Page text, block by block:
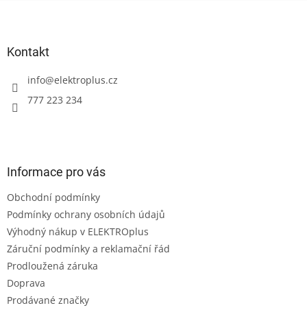
Kontakt
info@elektroplus.cz
777 223 234
Informace pro vás
Obchodní podmínky
Podmínky ochrany osobních údajů
Výhodný nákup v ELEKTROplus
Záruční podmínky a reklamační řád
Prodloužená záruka
Doprava
Prodávané značky